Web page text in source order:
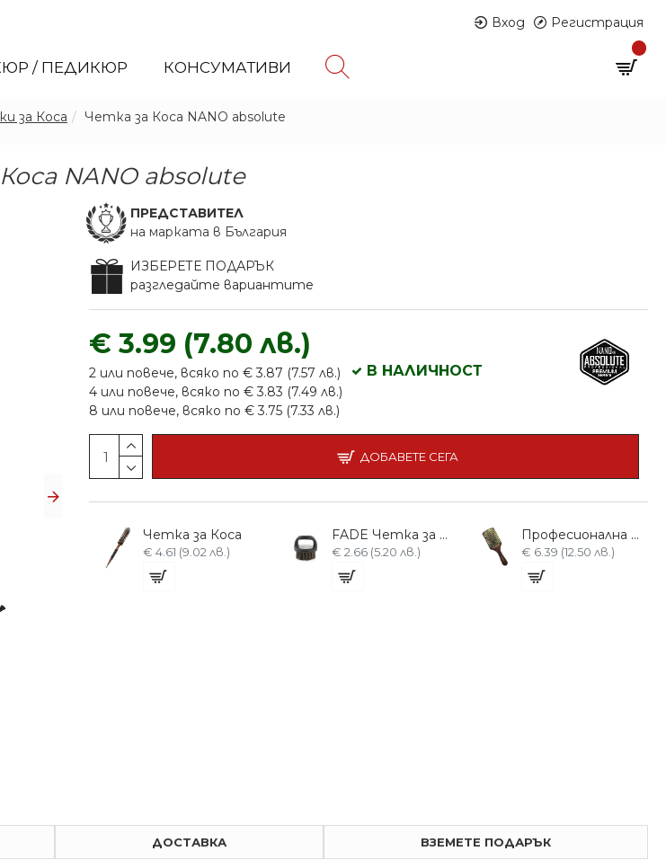
Вход Регистрация
/ ПЕДИКЮР КОНСУМАТИВИ
за Коса Четка за Коса NANO absolute
NANO absolute
ИЗБЕРЕТЕ ПОДАРЪК
разгледайте вариантите
ПРЕДСТАВИТЕЛ
на марката в България
€ 3.99 (7.80 лв.)
2 или повече, всяко по € 3.87 (7.57 лв.)
4 или повече, всяко по € 3.83 (7.49 лв.)
8 или повече, всяко по € 3.75 (7.33 лв.)
В НАЛИЧНОСТ
ДОБАВЕТЕ СЕГА
Четка за Коса
€ 4.61 (9.02 лв.)
FADE Четка за Косми B15-SU17
€ 2.66 (5.20 лв.)
Професионална Четка за коса
€ 6.39 (12.50 лв.)
ДОСТАВКА ВЗЕМЕТЕ ПОДАРЪК